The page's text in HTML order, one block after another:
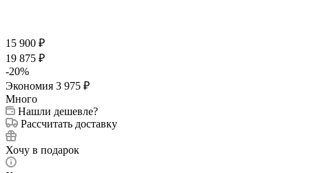
15 900 ₽
19 875 ₽
-20%
Экономия 3 975 ₽
Много
Нашли дешевле?
Рассчитать доставку
Хочу в подарок